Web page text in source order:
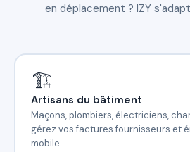
en déplacement ? IZY
🏗️
Artisans du bâtiment
Maçons, plombiers, électriciens,
gérez vos factures fournisseurs et
mobile.